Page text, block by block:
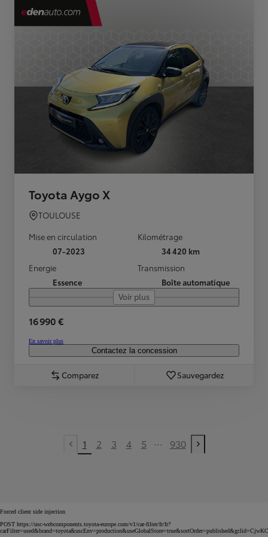
Toyota Aygo X
TOULOUSE
Mise en circulation
07-2023
Kilométrage
34 420 km
Energie
Essence
Transmission
Boîte automatique
Voir plus
16 990 €
En savoir plus
Contactez la concession
Comparez Sauvegardez
Previous page
1 2 3 4 5 ... 930
Next page
Forced client side injection
POST https://usc-webcomponents.toyota-europe.com/v1/car-filter/fr/fr?